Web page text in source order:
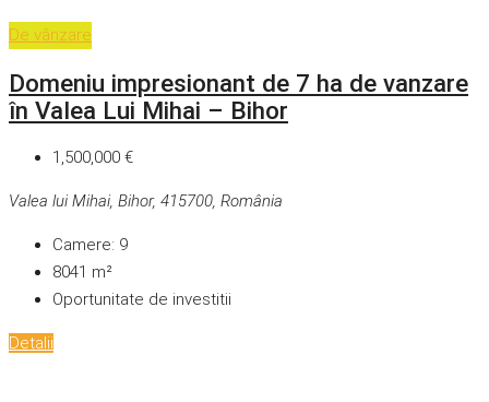
De vânzare
Domeniu impresionant de 7 ha de vanzare
în Valea Lui Mihai – Bihor
1,500,000 €
Valea lui Mihai, Bihor, 415700, România
Camere: 9
8041 m²
Oportunitate de investitii
Detalii